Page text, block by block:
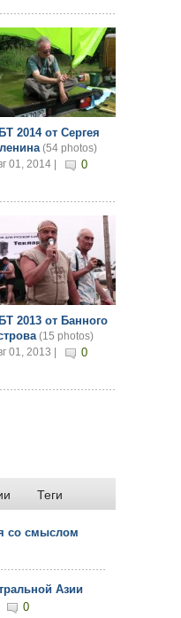
2014 от Сергея
(54 photos)
01, 2014 |
0
2013 от Банного
(15 photos)
01, 2013 |
0
Теги
со смыслом
Азии
0